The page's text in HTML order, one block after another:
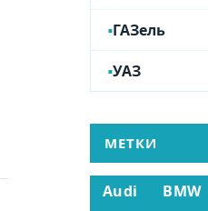
ГАЗель
УАЗ
МЕТКИ
Audi BMW